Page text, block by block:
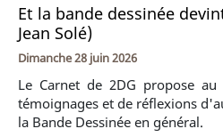
Et la bande dessinée
Jean Solé)
Dimanche 28 juin 2026
Le Carnet de 2DG propose
témoignages et de réflexions
la Bande Dessinée en général.